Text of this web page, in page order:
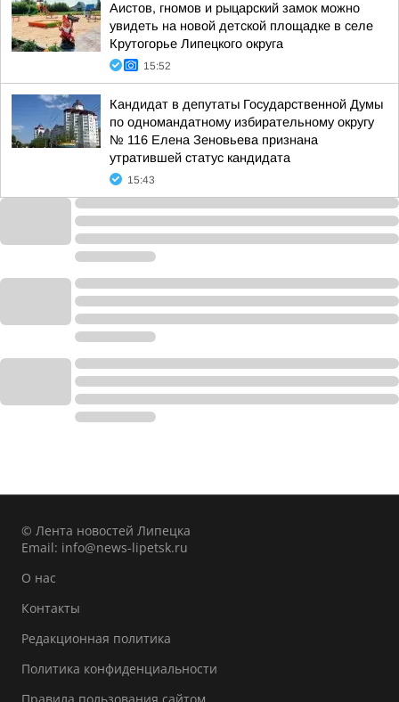
Аистов, гномов и рыцарский замок можно
увидеть на новой детской площадке в селе
Крутогорье Липецкого округа
15:52
Кандидат в депутаты Государственной Думы
по одномандатному избирательному округу
№ 116 Елена Зеновьева признана
утратившей статус кандидата
15:43
© Лента новостей Липецка
Email: info@news-lipetsk.ru
О нас
Контакты
Редакционная политика
Политика конфиденциальности